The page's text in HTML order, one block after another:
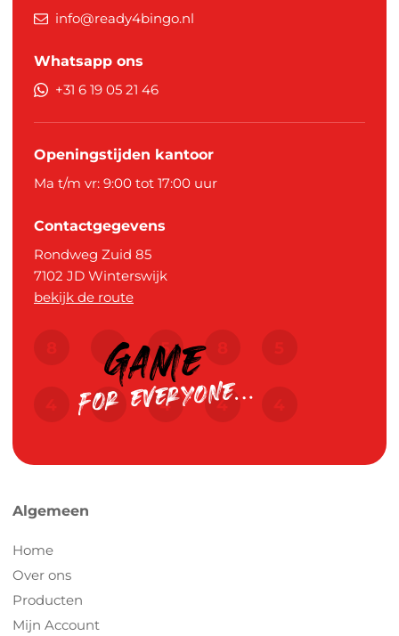
info@ready4bingo.nl
Whatsapp ons
+31 6 19 05 21 46
Openingstijden kantoor
Ma t/m vr: 9:00 tot 17:00 uur
Contactgegevens
Rondweg Zuid 85
7102 JD Winterswijk
bekijk de route
Algemeen
Home
Over ons
Producten
Mijn Account